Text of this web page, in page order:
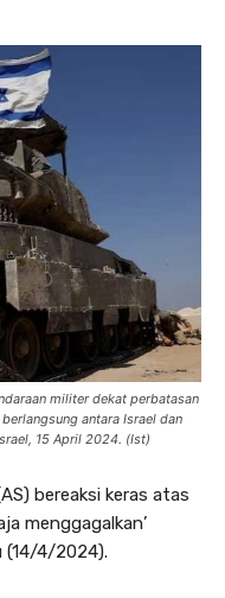
militer dekat perbatasan
antara Israel dan
15 April 2024. (Ist)
bereaksi keras atas
menggagalkan’
(14/4/2024).